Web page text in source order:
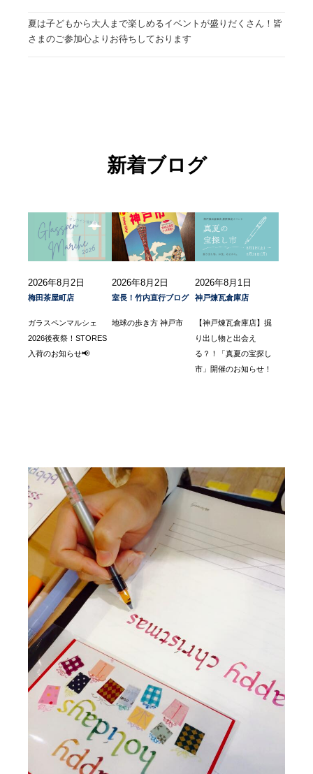
夏は子どもから大人まで楽しめるイベントが盛りだくさん！皆
さまのご参加心よりお待ちしております
新着ブログ
2026年8月2日
梅田茶屋町店
ガラスペンマルシェ
2026後夜祭！STORES
入荷のお知らせ📢
2026年8月2日
室長！竹内直行ブログ
地球の歩き方 神戸市
2026年8月1日
神戸煉瓦倉庫店
【神戸煉瓦倉庫店】掘
り出し物と出会え
る？！「真夏の宝探し
市」開催のお知らせ！